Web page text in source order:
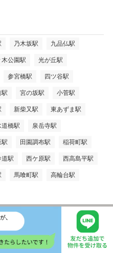
乃木坂駅 九品仏駅
木公園駅 光が丘駅
参宮橋駅 四ツ谷駅
駅 宮の坂駅 小菅駅
新柴又駅 東あずま駅
道橋駅 泉岳寺駅
駅 田園調布駅 稲荷町駅
道駅 西ケ原駅 西高島平駅
馬喰町駅 高輪台駅